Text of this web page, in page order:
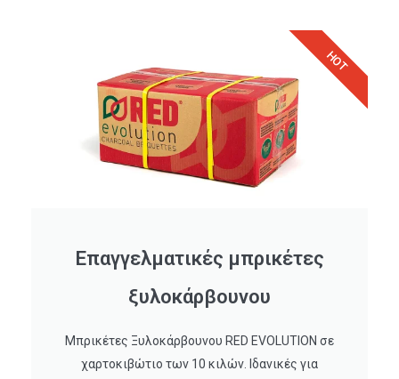
Επαγγελματικές μπρικέτες
ξυλοκάρβουνου
Μπρικέτες Ξυλοκάρβουνου RED EVOLUTION σε
χαρτοκιβώτιο των 10 κιλών. Ιδανικές για
ΗΟΤ